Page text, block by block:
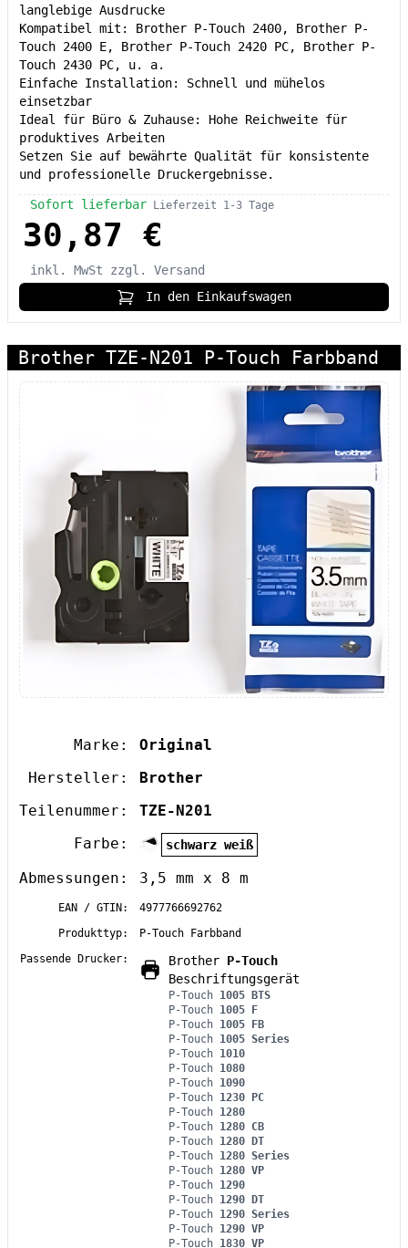
langlebige Ausdrucke
Kompatibel mit: Brother P-Touch 2400, Brother P-
Touch 2400 E, Brother P-Touch 2420 PC, Brother P-
Touch 2430 PC, u. a.
Einfache Installation: Schnell und mühelos
einsetzbar
Ideal für Büro & Zuhause: Hohe Reichweite für
produktives Arbeiten
Setzen Sie auf bewährte Qualität für konsistente
und professionelle Druckergebnisse.
Sofort lieferbar Lieferzeit 1-3 Tage
30,87 €
inkl. MwSt
zzgl. Versand
In den Einkaufswagen
Brother TZE-N201 P-Touch Farbband
Marke:
Original
Hersteller:
Brother
Teilenummer:
TZE-N201
Farbe:
schwarz weiß
Abmessungen: 3,5 mm x 8 m
EAN / GTIN:
4977766692762
Produkttyp:
P-Touch Farbband
Passende Drucker:
Brother P-Touch
Beschriftungsgerät
P-Touch 1005 BTS
P-Touch 1005 F
P-Touch 1005 FB
P-Touch 1005 Series
P-Touch 1010
P-Touch 1080
P-Touch 1090
P-Touch 1230 PC
P-Touch 1280
P-Touch 1280 CB
P-Touch 1280 DT
P-Touch 1280 Series
P-Touch 1280 VP
P-Touch 1290
P-Touch 1290 DT
P-Touch 1290 Series
P-Touch 1290 VP
P-Touch 1830 VP